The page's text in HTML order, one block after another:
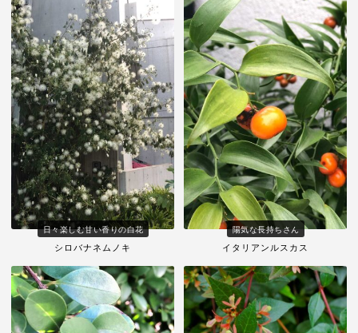
日々楽しむ甘い香りの白花
シロバナネムノキ
陽気な長持ちさん
イタリアンルスカス